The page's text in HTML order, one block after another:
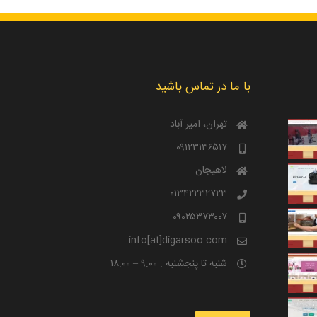
با ما در تماس باشید
تهران، امیر آباد
۰۹۱۲۳۱۳۶۵۱۷
لاهیجان
۰۱۳۴۲۲۳۲۷۲۳
۰۹۰۲۵۳۷۳۰۰۷
info[at]digarsoo.com
شنبه تا پنجشنبه . ۹:۰۰ – ۱۸:۰۰